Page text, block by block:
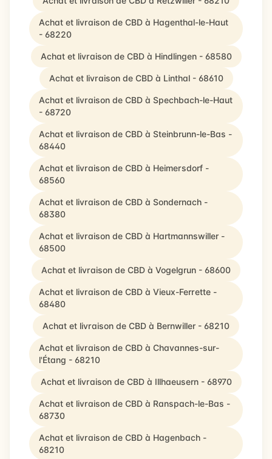
Achat et livraison de CBD à Hagenthal-le-Haut
- 68220
Achat et livraison de CBD à Hindlingen - 68580
Achat et livraison de CBD à Linthal - 68610
Achat et livraison de CBD à Spechbach-le-Haut
- 68720
Achat et livraison de CBD à Steinbrunn-le-Bas -
68440
Achat et livraison de CBD à Heimersdorf -
68560
Achat et livraison de CBD à Sondernach -
68380
Achat et livraison de CBD à Hartmannswiller -
68500
Achat et livraison de CBD à Vogelgrun - 68600
Achat et livraison de CBD à Vieux-Ferrette -
68480
Achat et livraison de CBD à Bernwiller - 68210
Achat et livraison de CBD à Chavannes-sur-
l'Étang - 68210
Achat et livraison de CBD à Illhaeusern - 68970
Achat et livraison de CBD à Ranspach-le-Bas -
68730
Achat et livraison de CBD à Hagenbach -
68210